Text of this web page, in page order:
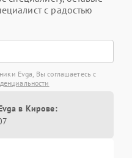
с радостью
Evga, Вы соглашаетесь с
в Кирове: